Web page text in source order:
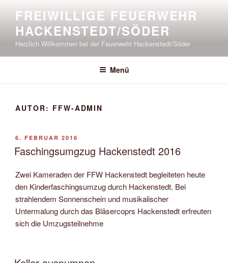
springen
FREIWILLIGE FEUERWEHR
HACKENSTEDT/SÖDER
Herzlich Willkommen bei der Feuerwehr Hackenstedt/Söder
Menü
AUTOR: FFW-ADMIN
VERÖFFENTLICHT
AM
6. FEBRUAR 2016
Faschingsumgzug Hackenstedt 2016
Zwei Kameraden der FFW Hackenstedt begleiteten heute
den Kinderfaschingsumzug durch Hackenstedt. Bei
strahlendem Sonnenschein und musikalischer
Untermalung durch das Bläsercoprs Hackenstedt erfreuten
sich die Umzugsteilnehme